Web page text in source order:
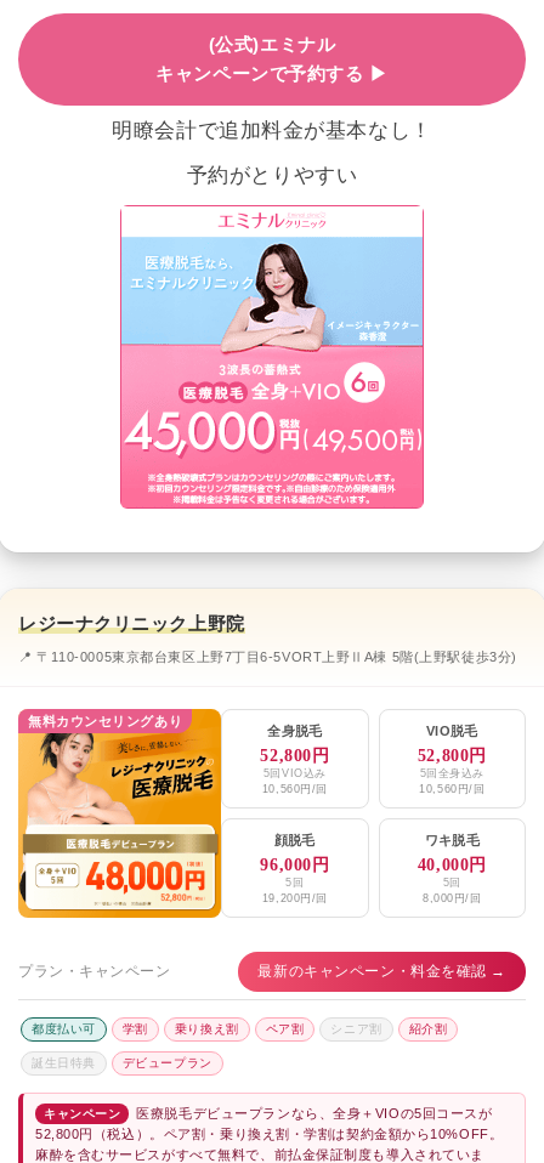
(公式)エミナル
キャンペーンで予約する ▶
明瞭会計で追加料金が基本なし！
予約がとりやすい
レジーナクリニック上野院
📍 〒110-0005東京都台東区上野7丁目6-5VORT上野ⅡA棟 5階(上野駅徒歩3分)
無料カウンセリングあり
全身脱毛
52,800円
5回VIO込み
10,560円/回
VIO脱毛
52,800円
5回全身込み
10,560円/回
顔脱毛
96,000円
5回
19,200円/回
ワキ脱毛
40,000円
5回
8,000円/回
プラン・キャンペーン 最新のキャンペーン・料金を確認 →
都度払い可 学割 乗り換え割 ペア割 シニア割 紹介割
誕生日特典 デビュープラン
キャンペーン
医療脱毛デビュープランなら、全身＋VIOの5回コースが
52,800円（税込）。ペア割・乗り換え割・学割は契約金額から10%OFF。
麻酔を含むサービスがすべて無料で、前払金保証制度も導入されていま